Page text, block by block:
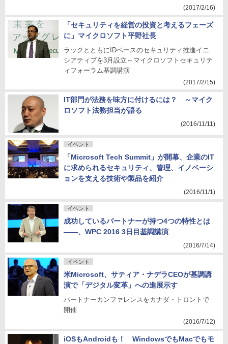
(2017/2/16)
「セキュリティを経営の投資と考えるフェーズ
に」マイクロソフト平野社長
ラックとともにIDベースのセキュリティ推進イニ
シアティブを3月設立～マイクロソフトセキュリテ
ィフォーラム基調講演
(2017/2/15)
IT部門が法務を味方に付けるには？ ～マイク
ロソフト法務担当が語る
(2016/11/11)
イベント
「Microsoft Tech Summit」が開幕、企業のIT
に求められるセキュリティ、管理、イノベーシ
ョンを支える技術や製品を紹介
(2016/11/1)
イベント
成功しているパートナーが持つ4つの特性とは
――、WPC 2016 3日目基調講演
(2016/7/14)
イベント
米Microsoft、サティア・ナデラCEOが基調講
演で「デジタル変革」への進展示す
パートナーカンファレンスをカナダ・トロントで
開催
(2016/7/12)
iOSもAndroidも！ WindowsでもMacでもモ